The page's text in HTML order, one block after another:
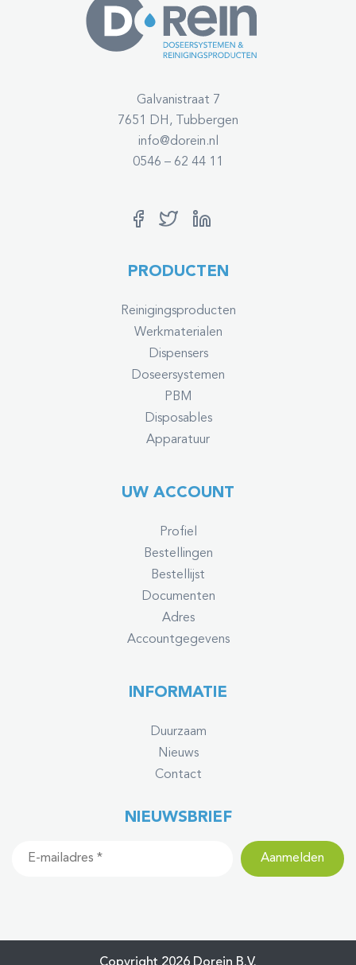
Galvanistraat 7
7651 DH, Tubbergen
info@dorein.nl
0546 – 62 44 11
PRODUCTEN
Reinigingsproducten
Werkmaterialen
Dispensers
Doseersystemen
PBM
Disposables
Apparatuur
UW ACCOUNT
Profiel
Bestellingen
Bestellijst
Documenten
Adres
Accountgegevens
INFORMATIE
Duurzaam
Nieuws
Contact
NIEUWSBRIEF
Copyright 2026 Dorein B.V.